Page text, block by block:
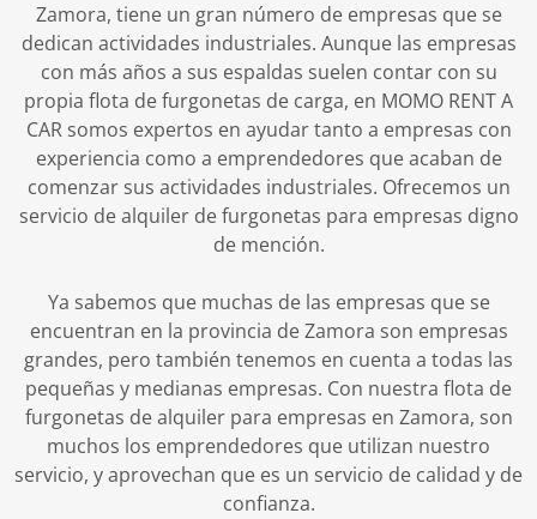
Zamora, tiene un gran número de empresas que se
dedican actividades industriales. Aunque las empresas
con más años a sus espaldas suelen contar con su
propia flota de furgonetas de carga, en MOMO RENT A
CAR somos expertos en ayudar tanto a empresas con
experiencia como a emprendedores que acaban de
comenzar sus actividades industriales. Ofrecemos un
servicio de alquiler de furgonetas para empresas digno
de mención.
Ya sabemos que muchas de las empresas que se
encuentran en la provincia de Zamora son empresas
grandes, pero también tenemos en cuenta a todas las
pequeñas y medianas empresas. Con nuestra flota de
furgonetas de alquiler para empresas en Zamora, son
muchos los emprendedores que utilizan nuestro
servicio, y aprovechan que es un servicio de calidad y de
confianza.